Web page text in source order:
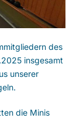
des
insgesamt
unserer
die Minis